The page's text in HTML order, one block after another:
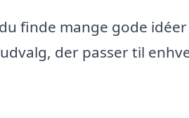
finde mange gode
der passer til